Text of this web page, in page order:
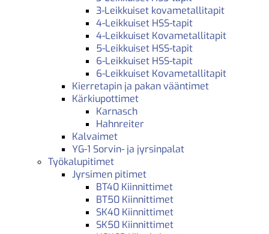
3-Leikkuiset kovametallitapit
4-Leikkuiset HSS-tapit
4-Leikkuiset Kovametallitapit
5-Leikkuiset HSS-tapit
6-Leikkuiset HSS-tapit
6-Leikkuiset Kovametallitapit
Kierretapin ja pakan vääntimet
Kärkiupottimet
Karnasch
Hahnreiter
Kalvaimet
YG-1 Sorvin- ja jyrsinpalat
Työkalupitimet
Jyrsimen pitimet
BT40 Kiinnittimet
BT50 Kiinnittimet
SK40 Kiinnittimet
SK50 Kiinnittimet